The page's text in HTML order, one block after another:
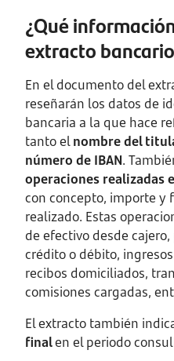
¿Qué
extracto
En el documento del
reseñarán los datos de
bancaria a la que hace
tanto elnombre del
número de IBAN.
operaciones realizadas
con concepto, importe y
realizado. Estas
de efectivo desde
crédito o débito,
recibos domiciliados,
comisiones cargadas,
El extracto también
finalen el periodo